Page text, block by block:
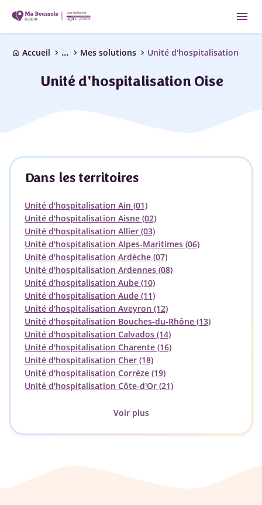
menu
home Accueil chevron_right ... chevron_right Mes solutions chevron_right Unité d'hospitalisation
Unité d'hospitalisation Oise
Dans les territoires
Unité d'hospitalisation Ain (01)
Unité d'hospitalisation Aisne (02)
Unité d'hospitalisation Allier (03)
Unité d'hospitalisation Alpes-Maritimes (06)
Unité d'hospitalisation Ardèche (07)
Unité d'hospitalisation Ardennes (08)
Unité d'hospitalisation Aube (10)
Unité d'hospitalisation Aude (11)
Unité d'hospitalisation Aveyron (12)
Unité d'hospitalisation Bouches-du-Rhône (13)
Unité d'hospitalisation Calvados (14)
Unité d'hospitalisation Charente (16)
Unité d'hospitalisation Cher (18)
Unité d'hospitalisation Corrèze (19)
Unité d'hospitalisation Côte-d'Or (21)
Voir plus